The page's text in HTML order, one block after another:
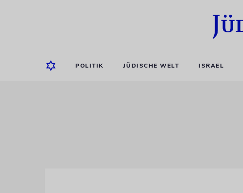
POLITIK JÜDISCHE WELT ISRAEL